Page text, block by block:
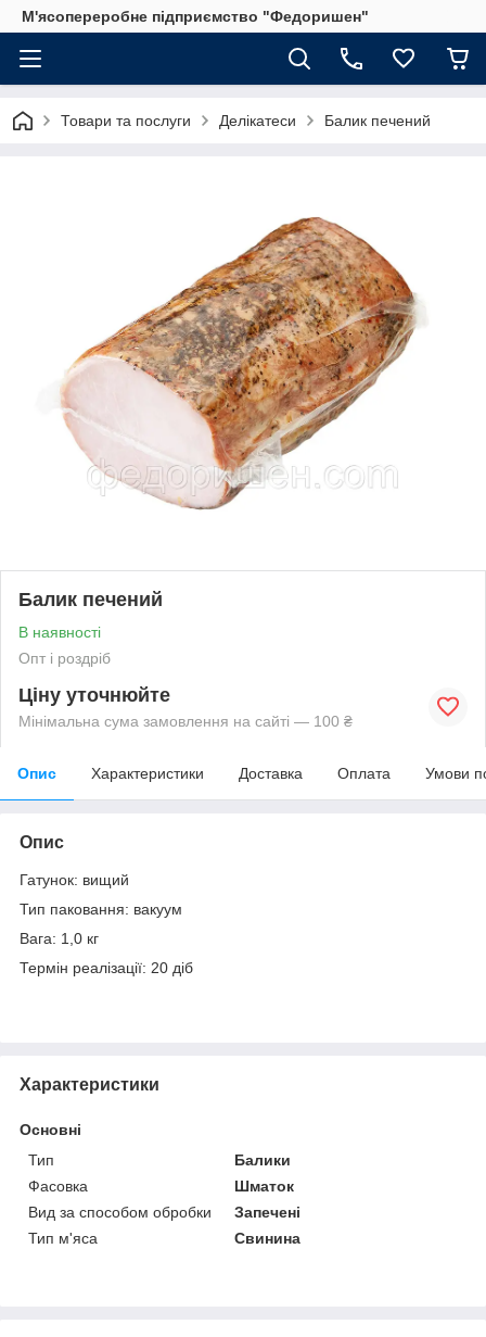
М'ясопереробне підприємство "Федоришен"
Товари та послуги Делікатеси Балик печений
Балик печений
В наявності
Опт і роздріб
Ціну уточнюйте
Мінімальна сума замовлення на сайті — 100 ₴
Опис Характеристики Доставка Оплата Умови
Опис
Гатунок: вищий
Тип паковання: вакуум
Вага: 1,0 кг
Термін реалізації: 20 діб
Характеристики
Основні
Тип
Балики
Фасовка
Шматок
Вид за способом обробки
Запечені
Тип м'яса
Свинина